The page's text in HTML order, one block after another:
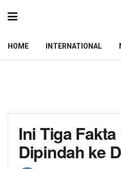
HOME INTERNATIONAL
Ini Tiga Fakta
Dipindah ke